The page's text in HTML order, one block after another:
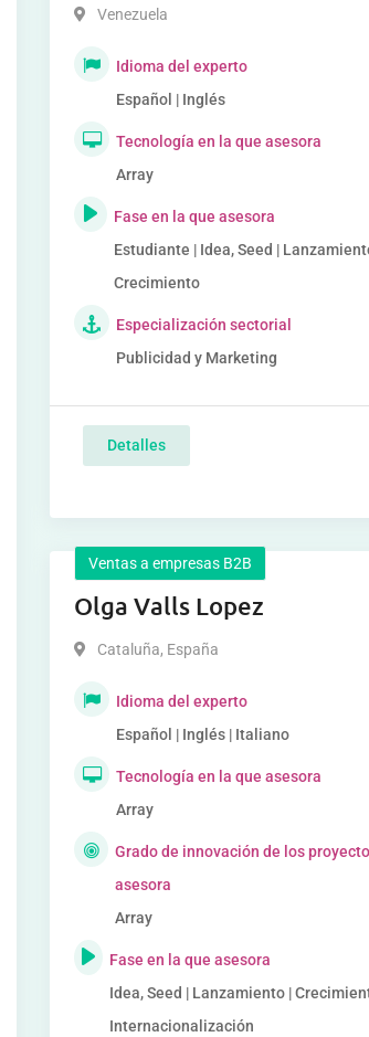
Venezuela
Idioma del experto
Español | Inglés
Tecnología en la que asesora
Array
Fase en la que asesora
Estudiante | Idea, Seed |
Crecimiento
Especialización sectorial
Publicidad y Marketing
Detalles
Ventas a empresas B2B
Olga Valls Lopez
Cataluña, España
Idioma del experto
Español | Inglés | Italiano
Tecnología en la que asesora
Array
Grado de innovación de los
asesora
Array
Fase en la que asesora
Idea, Seed | Lanzamiento |
Internacionalización